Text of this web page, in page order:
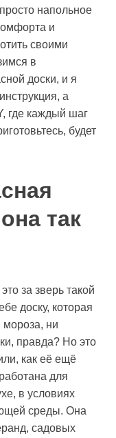
напольное
и
своими
в
доски, и я
а
где каждый шаг
будет
так
за зверь такой
доску, которая
мороза, ни
правда? Но это
как её ещё
для
в условиях
среды. Она
садовых